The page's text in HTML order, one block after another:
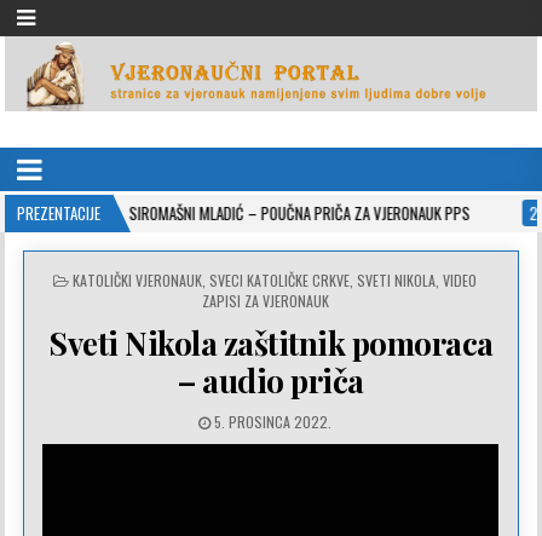
VJERONAUČNI PORTAL
PREZENTACIJE
26 SIROMAŠNI MLADIĆ – POUČNA PRIČA ZA VJERONAUK PPS 2021-05-
POSTED
KATOLIČKI VJERONAUK SVECI KATOLIČKE CRKVE SVETI NIKOLA VIDEO
ZAPISI ZA VJERONAUK
Sveti Nikola zaštitnik pomoraca
– audio priča
5. PROSINCA 2022.